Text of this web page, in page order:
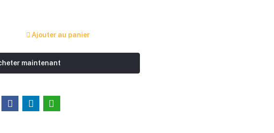
Ajouter au panier
maintenant